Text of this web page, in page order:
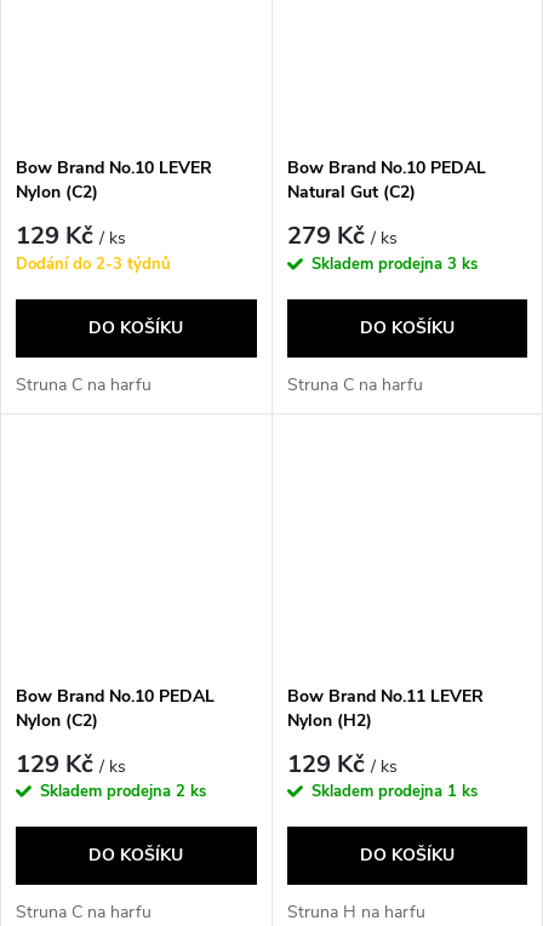
Bow Brand No.10 LEVER
Nylon (C2)
129 Kč/ ks
Dodání do 2-3 týdnů
DO KOŠÍKU
Struna C na harfu
Bow Brand No.10 PEDAL
Natural Gut (C2)
279 Kč/ ks
Skladem prodejna 3 ks
DO KOŠÍKU
Struna C na harfu
Bow Brand No.10 PEDAL
Nylon (C2)
129 Kč/ ks
Skladem prodejna 2 ks
DO KOŠÍKU
Struna C na harfu
Bow Brand No.11 LEVER
Nylon (H2)
129 Kč/ ks
Skladem prodejna 1 ks
DO KOŠÍKU
Struna H na harfu